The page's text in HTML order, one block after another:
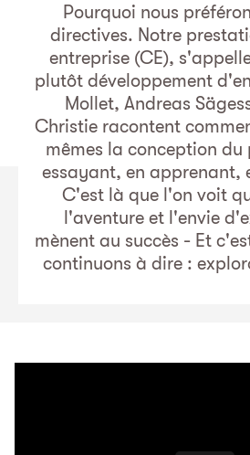
Pourquoi nous
directives. Notre
entreprise (CE),
plutôt développement
Mollet, Andreas
Christie racontent
mêmes la conception du
essayant, en apprenant,
C'est là que l'on voit
l'aventure et l'envie
mènent au succès - Et
continuons à dire :